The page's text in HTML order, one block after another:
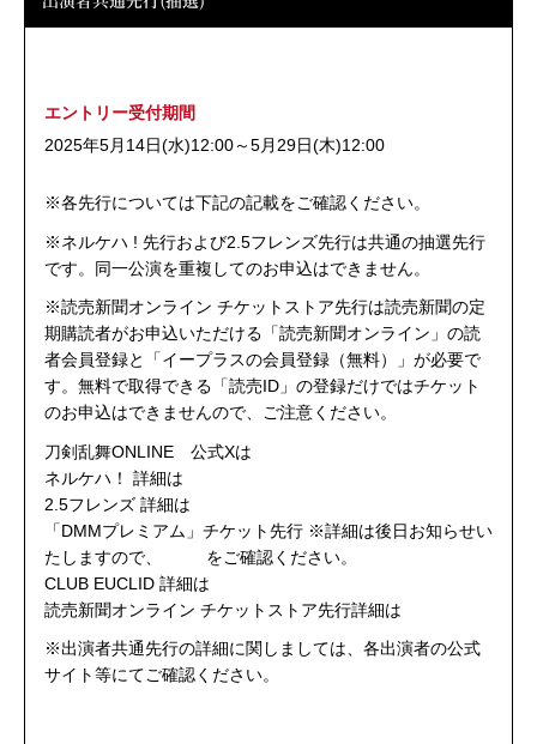
エントリー受付期間
2025年5月14日(水)12:00～5月29日(木)12:00
※各先行については下記の記載をご確認ください。
※ネルケハ ! 先行および2.5フレンズ先行は共通の抽選先行
です。同一公演を重複してのお申込はできません。
※読売新聞オンライン チケットストア先行は読売新聞の定
期購読者がお申込いただける「読売新聞オンライン」の読
者会員登録と「イープラスの会員登録（無料）」が必要で
す。無料で取得できる「読売ID」の登録だけではチケット
のお申込はできませんので、ご注意ください。
刀剣乱舞ONLINE 公式Xは
ネルケハ！ 詳細は
2.5フレンズ 詳細は
「DMMプレミアム」チケット先行 ※詳細は後日お知らせい
たしますので、
をご確認ください。
CLUB EUCLID 詳細は
読売新聞オンライン チケットストア先行詳細は
※出演者共通先行の詳細に関しましては、各出演者の公式
サイト等にてご確認ください。